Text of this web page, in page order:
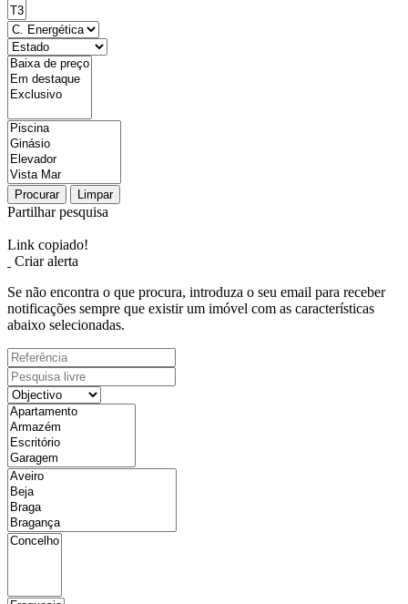
Procurar Limpar
Partilhar pesquisa
Link copiado!
Criar alerta
Se não encontra o que procura, introduza o seu email para receber
notificações sempre que existir um imóvel com as características
abaixo selecionadas.